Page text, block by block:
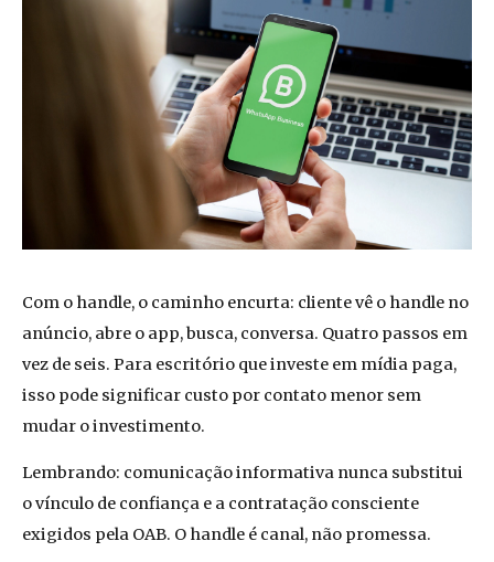
Com o handle, o caminho encurta: cliente vê o handle no
anúncio, abre o app, busca, conversa. Quatro passos em
vez de seis. Para escritório que investe em mídia paga,
isso pode significar custo por contato menor sem
mudar o investimento.
Lembrando: comunicação informativa nunca substitui
o vínculo de confiança e a contratação consciente
exigidos pela OAB. O handle é canal, não promessa.